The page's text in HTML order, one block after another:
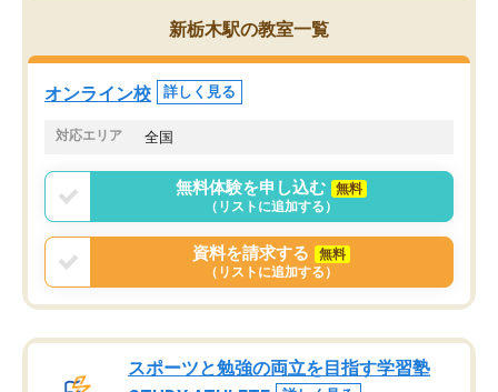
新栃木駅の教室一覧
オンライン校 詳しく見る
対応エリア 全国
無料体験を申し込む
無料
（リストに追加する）
資料を請求する
無料
（リストに追加する）
スポーツと勉強の両立を目指す学習塾